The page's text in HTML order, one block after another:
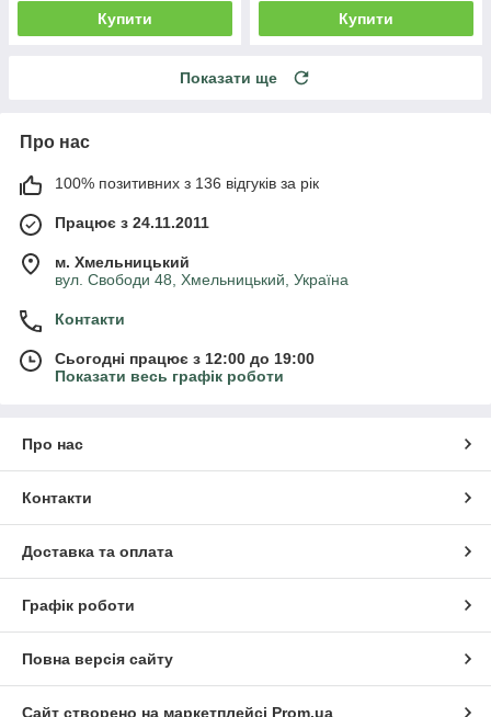
Купити Купити
Показати ще
Про нас
100% позитивних з 136 відгуків за рік
Працює з 24.11.2011
м. Хмельницький
вул. Свободи 48, Хмельницький, Україна
Контакти
Сьогодні працює з 12:00 до 19:00
Показати весь графік роботи
Про нас
Контакти
Доставка та оплата
Графік роботи
Повна версія сайту
Сайт створено на маркетплейсі Prom.ua